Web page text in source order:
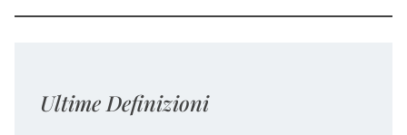
Ultime Definizioni